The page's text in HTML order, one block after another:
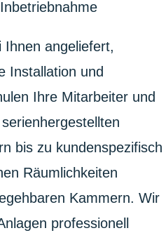
Ihnen angeliefert,
Installation und
Ihre Mitarbeiter und
bis zu kundenspezifisch
Räumlichkeiten
Kammern. Wir
professionell